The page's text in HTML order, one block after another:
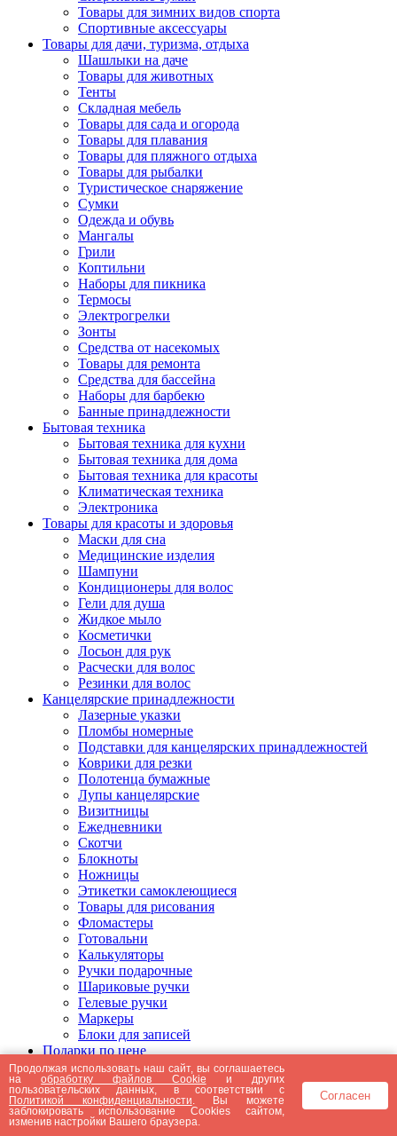
Товары для зимних видов спорта
Спортивные аксессуары
Товары для дачи, туризма, отдыха
Шашлыки на даче
Товары для животных
Тенты
Складная мебель
Товары для сада и огорода
Товары для плавания
Товары для пляжного отдыха
Товары для рыбалки
Туристическое снаряжение
Сумки
Одежда и обувь
Мангалы
Грили
Коптильни
Наборы для пикника
Термосы
Электрогрелки
Зонты
Средства от насекомых
Товары для ремонта
Средства для бассейна
Наборы для барбекю
Банные принадлежности
Бытовая техника
Бытовая техника для кухни
Бытовая техника для дома
Бытовая техника для красоты
Климатическая техника
Электроника
Товары для красоты и здоровья
Маски для сна
Медицинские изделия
Шампуни
Кондиционеры для волос
Гели для душа
Жидкое мыло
Косметички
Лосьон для рук
Расчески для волос
Резинки для волос
Канцелярские принадлежности
Лазерные указки
Пломбы номерные
Подставки для канцелярских принадлежностей
Коврики для резки
Полотенца бумажные
Лупы канцелярские
Визитницы
Ежедневники
Скотчи
Блокноты
Ножницы
Этикетки самоклеющиеся
Товары для рисования
Фломастеры
Готовальни
Калькуляторы
Ручки подарочные
Шариковые ручки
Гелевые ручки
Маркеры
Блоки для записей
Подарки по цене
Подарки от 5000 рублей
Подарки до 5000 рублей
Подарки до 3000 рублей
Подарки до 2000 рублей
Подарки до 1000 рублей
Продолжая использовать наш сайт, вы соглашаетесь
наобработку файлов Cookie и других
пользовательских данных, в соответствии с
Политикой конфиденциальности . Вы можете
заблокировать использование Cookies сайтом,
изменив настройки Вашего браузера.
Согласен